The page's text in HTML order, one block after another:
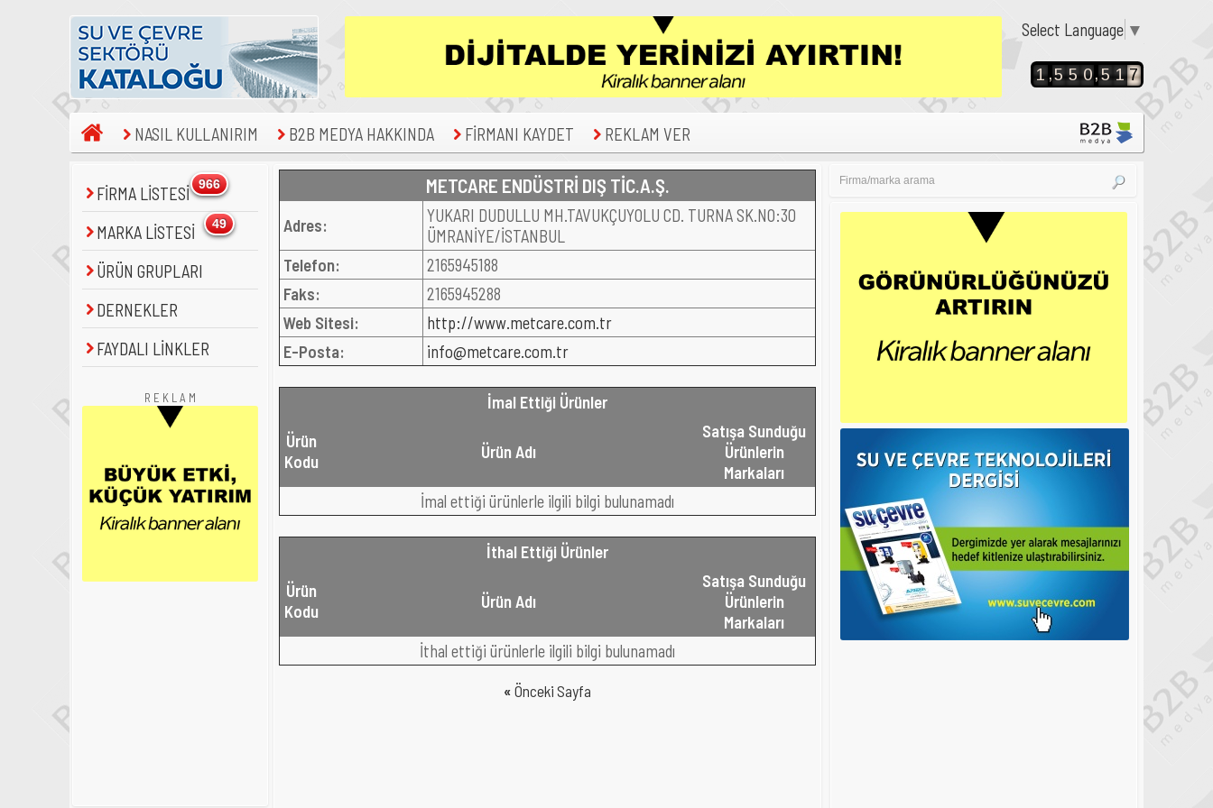
Select Language ▼
1 ,5 5 0 , 5 1 7
NASIL KULLANIRIM B2B MEDYA HAKKINDA FİRMANI KAYDET REKLAM VER
FİRMA LİSTESİ 966
MARKA LİSTESİ 49
ÜRÜN GRUPLARI
DERNEKLER
FAYDALI LİNKLER
R E K L A M
METCARE ENDÜSTRİ DIŞ TİC.A.Ş.
Adres:
YUKARI DUDULLU MH.TAVUKÇUYOLU CD. TURNA SK.NO:30
ÜMRANİYE/İSTANBUL
Telefon:
2165945188
Faks:
2165945288
Web Sitesi:
http://www.metcare.com.tr
E-Posta:
info@metcare.com.tr
İmal Ettiği Ürünler
Ürün
Kodu
Ürün Adı
Satışa Sunduğu
Ürünlerin
Markaları
İmal ettiği ürünlerle ilgili bilgi bulunamadı
İthal Ettiği Ürünler
Ürün
Kodu
Ürün Adı
Satışa Sunduğu
Ürünlerin
Markaları
İthal ettiği ürünlerle ilgili bilgi bulunamadı
« Önceki Sayfa